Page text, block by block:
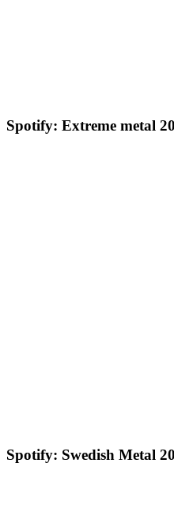
Spotify: Extreme metal
Spotify: Swedish Metal